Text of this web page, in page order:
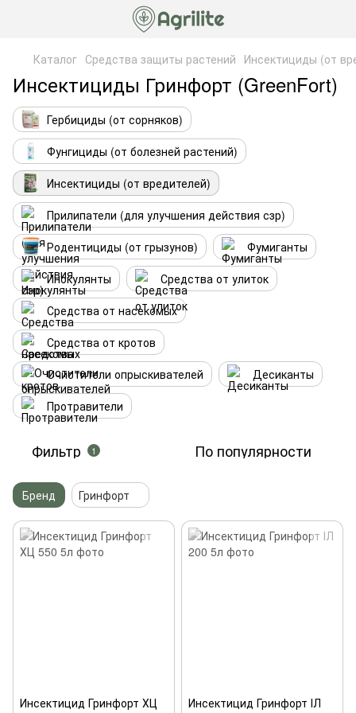
Каталог Средства защиты растений Инсектициды (от
Инсектициды Гринфорт (GreenFort)
Гербициды (от сорняков)
Фунгициды (от болезней растений)
Инсектициды (от вредителей)
Прилипатели (для улучшения действия сзр)
Родентициды (от грызунов)
Фумиганты
Инокулянты
Средства от улиток
Средства от насекомых
Средства от кротов
Очистители опрыскивателей
Десиканты
Протравители
Фильтр 1 По популярности
Бренд Гринфорт
Инсектицид Гринфорт ХЦ
Инсектицид Гринфорт ІЛ